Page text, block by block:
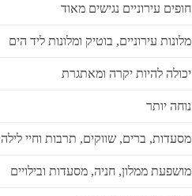
חופים עירוניים נגישים מאוד
מלונות עירוניים, בוטיק ומלונות ליד הים
יכולה להיות יקרה ומאתגרת
נוחה יותר
מסעדות, ברים, שווקים, תרבות וחיי לילה
מושפעת ממלון, חניה, מסעדות ובילויים